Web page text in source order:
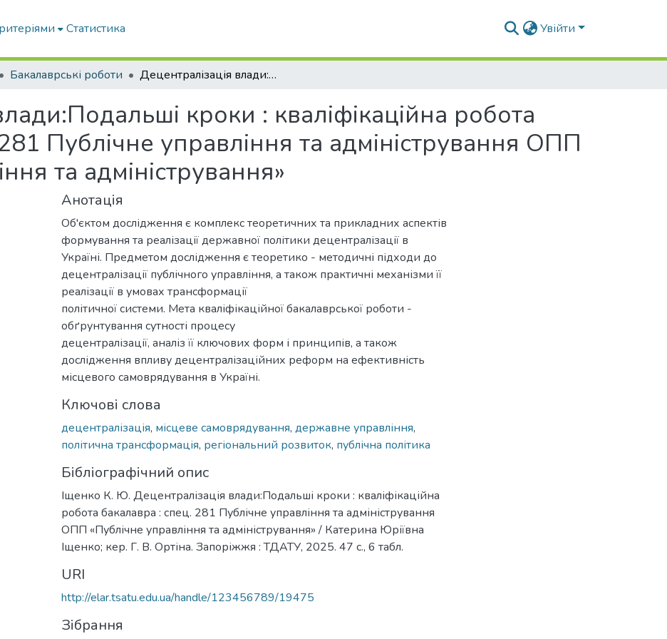
Статистика Увійти
Бакалаврські роботи Децентралізація влади:Подальші кроки : кваліфікаційна робота бакалавра : спец. 281 Публічне управління та адміністрування ОПП «Публічне управління та адміністрування»
кроки : кваліфікаційна робота
Публічне управління та адміністрування ОПП
та адміністрування»
Анотація
Об'єктом дослідження є комплекс теоретичних та прикладних аспектів
формування та реалізації державної політики децентралізації в
Україні. Предметом дослідження є теоретико - методичні підходи до
децентралізації публічного управління, а також практичні механізми її
реалізації в умовах трансформації
політичної системи. Мета кваліфікаційної бакалаврської роботи -
обґрунтування сутності процесу
децентралізації, аналіз її ключових форм і принципів, а також
дослідження впливу децентралізаційних реформ на ефективність
місцевого самоврядування в Україні.
Ключові слова
децентралізація, місцеве самоврядування, державне управління,
політична трансформація, регіональний розвиток, публічна політика
Бібліографічний опис
Іщенко К. Ю. Децентралізація влади:Подальші кроки : кваліфікаційна
робота бакалавра : спец. 281 Публічне управління та адміністрування
ОПП «Публічне управління та адміністрування» / Катерина Юріївна
Іщенко; кер. Г. В. Ортіна. Запоріжжя : ТДАТУ, 2025. 47 с., 6 табл.
URI
http://elar.tsatu.edu.ua/handle/123456789/19475
Зібрання